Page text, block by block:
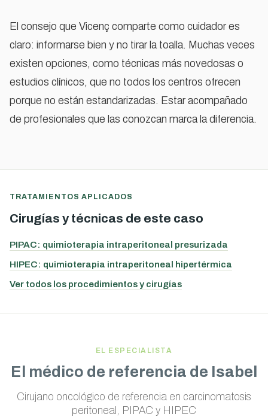
El consejo que Vicenç comparte como cuidador es
claro: informarse bien y no tirar la toalla. Muchas veces
existen opciones, como técnicas más novedosas o
estudios clínicos, que no todos los centros ofrecen
porque no están estandarizadas. Estar acompañado
de profesionales que las conozcan marca la diferencia.
TRATAMIENTOS APLICADOS
Cirugías y técnicas de este caso
PIPAC: quimioterapia intraperitoneal presurizada
HIPEC: quimioterapia intraperitoneal hipertérmica
Ver todos los procedimientos y cirugías
EL ESPECIALISTA
El médico de referencia de Isabel
Cirujano oncológico de referencia en carcinomatosis
peritoneal, PIPAC y HIPEC